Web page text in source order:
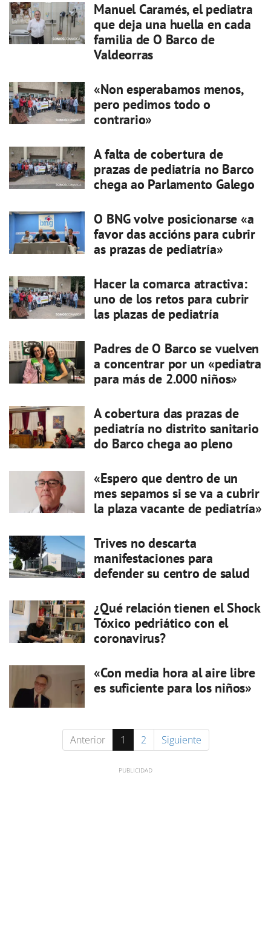
Manuel Caramés, el pediatra
que deja una huella en cada
familia de O Barco de
Valdeorras
«Non esperabamos menos,
pero pedimos todo o
contrario»
A falta de cobertura de
prazas de pediatría no Barco
chega ao Parlamento Galego
O BNG volve posicionarse «a
favor das accións para cubrir
as prazas de pediatría»
Hacer la comarca atractiva:
uno de los retos para cubrir
las plazas de pediatría
Padres de O Barco se vuelven
a concentrar por un «pediatra
para más de 2.000 niños»
A cobertura das prazas de
pediatría no distrito sanitario
do Barco chega ao pleno
«Espero que dentro de un
mes sepamos si se va a cubrir
la plaza vacante de pediatría»
Trives no descarta
manifestaciones para
defender su centro de salud
¿Qué relación tienen el Shock
Tóxico pedriático con el
coronavirus?
«Con media hora al aire libre
es suficiente para los niños»
Anterior 1 2 Siguiente